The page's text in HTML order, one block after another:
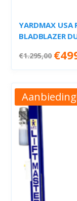
YARDMAX USA
BLADBLAZER
€1.295,00
prijs
€